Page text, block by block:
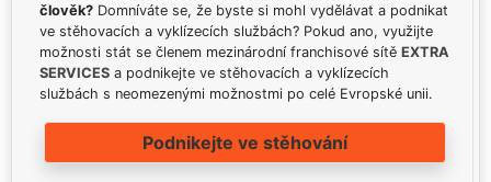
člověk? Domníváte se, že byste si mohl vydělávat a podnikat
ve stěhovacích a vyklízecích službách? Pokud ano, využijte
možnosti stát se členem mezinárodní franchisové sítě EXTRA
SERVICES a podnikejte ve stěhovacích a vyklízecích
službách s neomezenými možnostmi po celé Evropské unii.
Podnikejte ve stěhování